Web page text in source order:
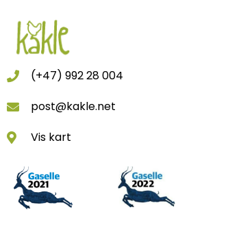
(+47) 992 28 004
post@kakle.net
Vis kart